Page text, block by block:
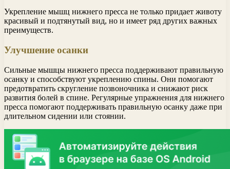
Укрепление мышц нижнего пресса не только придает животу
красивый и подтянутый вид, но и имеет ряд других важных
преимуществ.
Улучшение осанки
Сильные мышцы нижнего пресса поддерживают правильную
осанку и способствуют укреплению спины. Они помогают
предотвратить скругление позвоночника и снижают риск
развития болей в спине. Регулярные упражнения для нижнего
пресса помогают поддерживать правильную осанку даже при
длительном сидении или стоянии.